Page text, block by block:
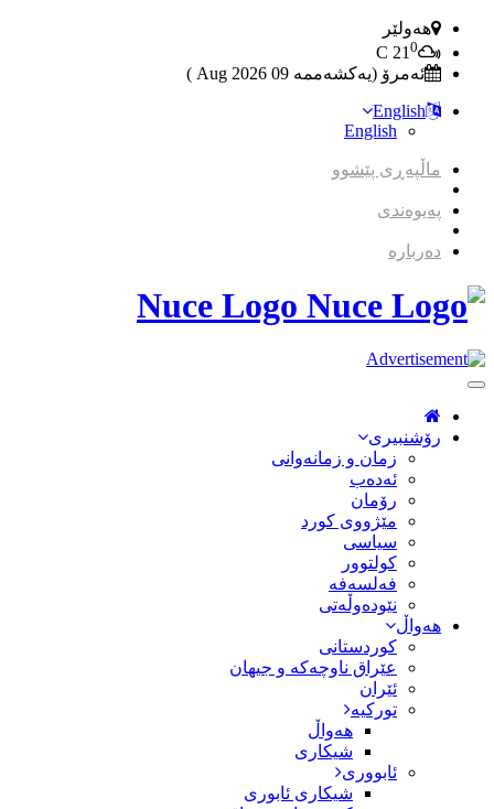
هەولێر
21 0
ئەمرۆ (یەکشەممە 09 2026 Aug )
English
English
ماڵپەڕی پێشوو
پەیوەندی
دەربارە
Nuce Logo
Toggle
Navigation
رۆشنبیری
زمان و زمانه‌وانی
ئەدەب
رۆمان
مێژووى کورد
سیاسى
کولتوور
فەلسەفە
نێودەوڵەتی
هەواڵ
کوردستانی
عێراق ناوچەکە و جیهان
ئێران
تورکیە
هەواڵ
شیکاری
ئابووری
شیکاری ئابوری